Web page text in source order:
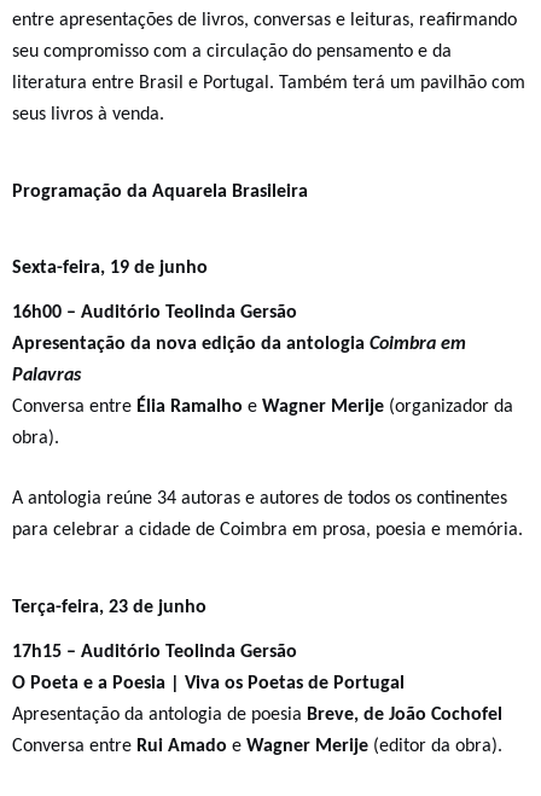
entre apresentações de livros, conversas e leituras, reafirmando
seu compromisso com a circulação do pensamento e da
literatura entre Brasil e Portugal. Também terá um pavilhão com
seus livros à venda.
Programação da Aquarela Brasileira
Sexta-feira, 19 de junho
16h00 – Auditório Teolinda Gersão
Apresentação da nova edição da antologia Coimbra em
Palavras
Conversa entre Élia Ramalho e Wagner Merije (organizador da
obra).
A antologia reúne 34 autoras e autores de todos os continentes
para celebrar a cidade de Coimbra em prosa, poesia e memória.
Terça-feira, 23 de junho
17h15 – Auditório Teolinda Gersão
O Poeta e a Poesia | Viva os Poetas de Portugal
Apresentação da antologia de poesia Breve, de João Cochofel
Conversa entre Rui Amado e Wagner Merije (editor da obra).